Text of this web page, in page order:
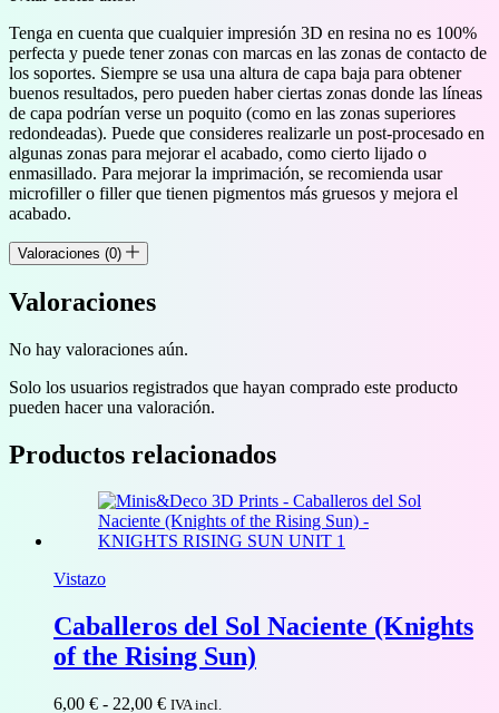
Tenga en cuenta que cualquier impresión 3D en resina no es 100%
perfecta y puede tener zonas con marcas en las zonas de contacto de
los soportes. Siempre se usa una altura de capa baja para obtener
buenos resultados, pero pueden haber ciertas zonas donde las líneas
de capa podrían verse un poquito (como en las zonas superiores
redondeadas). Puede que consideres realizarle un post-procesado en
algunas zonas para mejorar el acabado, como cierto lijado o
enmasillado. Para mejorar la imprimación, se recomienda usar
microfiller o filler que tienen pigmentos más gruesos y mejora el
acabado.
Valoraciones (0)
Valoraciones
No hay valoraciones aún.
Solo los usuarios registrados que hayan comprado este producto
pueden hacer una valoración.
Productos relacionados
Vistazo
Caballeros del Sol Naciente (Knights
of the Rising Sun)
6,00 € - 22,00 €Rango
IVA incl.